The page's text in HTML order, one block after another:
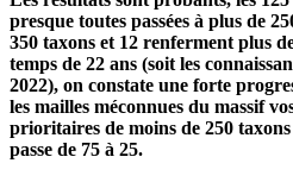
presque toutes passées à plus de
350 taxons et 12 renferment plus
temps de 22 ans (soit les
2022), on constate une forte
les mailles méconnues du massif
prioritaires de moins de 250
passe de 75 à 25.